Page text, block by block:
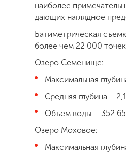
наиболее
дающих наглядное
Батиметрическая
более чем 22 000
Озеро Семенище:
Максимальная
Средняя глубина –
Объем воды – 352
Озеро Моховое:
Максимальная